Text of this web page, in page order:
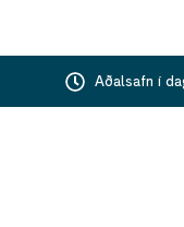
Aðalsafn í